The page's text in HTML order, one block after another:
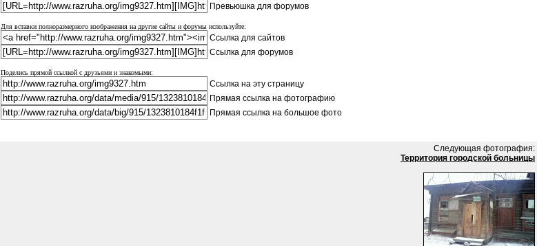
Превьюшка для форумов
Для вставки полноразмерного изображения на другие сайты и форумы используйте:
Ссылка для сайтов
Ссылка для форумов
Поделись прямой ссылкой с друзьями и знакомыми:
Ссылка на эту страницу
Прямая ссылка на фотографию
Прямая ссылка на большое фото
Следующая фотография:
Территория городской больницы